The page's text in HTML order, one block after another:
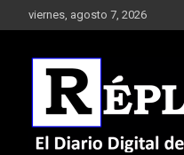
al
viernes, agosto 7, 2026